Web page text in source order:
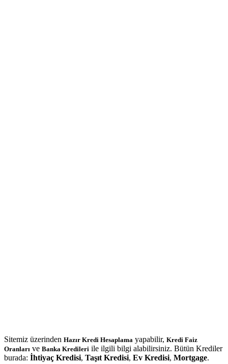
Sitemiz üzerinden Hazır Kredi Hesaplama yapabilir, Kredi Faiz
Oranları ve Banka Kredileri ile ilgili bilgi alabilirsiniz. Bütün Krediler
burada: İhtiyaç Kredisi, Taşıt Kredisi, Ev Kredisi, Mortgage.